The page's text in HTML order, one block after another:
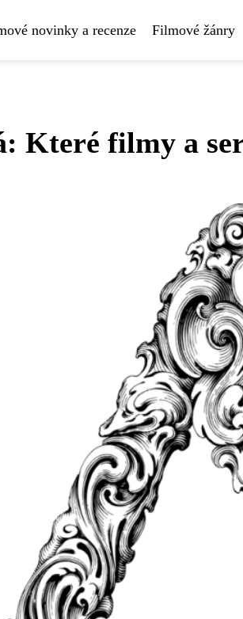
novinky a recenze Filmové žánry
Které filmy a